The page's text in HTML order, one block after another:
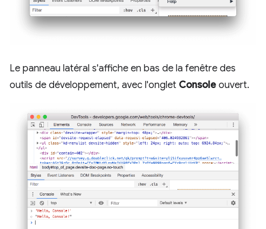
Le panneau latéral s'affiche en bas de la fenêtre des
outils de développement, avec l'onglet Console ouvert.